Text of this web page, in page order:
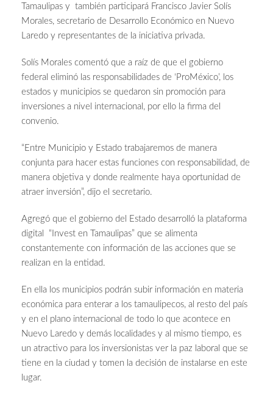
Tamaulipas y también participará Francisco Javier Solís
Morales, secretario de Desarrollo Económico en Nuevo
Laredo y representantes de la iniciativa privada.
Solís Morales comentó que a raíz de que el gobierno
federal eliminó las responsabilidades de ‘ProMéxico’, los
estados y municipios se quedaron sin promoción para
inversiones a nivel internacional, por ello la firma del
convenio.
“Entre Municipio y Estado trabajaremos de manera
conjunta para hacer estas funciones con responsabilidad, de
manera objetiva y donde realmente haya oportunidad de
atraer inversión”, dijo el secretario.
Agregó que el gobierno del Estado desarrolló la plataforma
digital “Invest en Tamaulipas” que se alimenta
constantemente con información de las acciones que se
realizan en la entidad.
En ella los municipios podrán subir información en materia
económica para enterar a los tamaulipecos, al resto del país
y en el plano internacional de todo lo que acontece en
Nuevo Laredo y demás localidades y al mismo tiempo, es
un atractivo para los inversionistas ver la paz laboral que se
tiene en la ciudad y tomen la decisión de instalarse en este
lugar.